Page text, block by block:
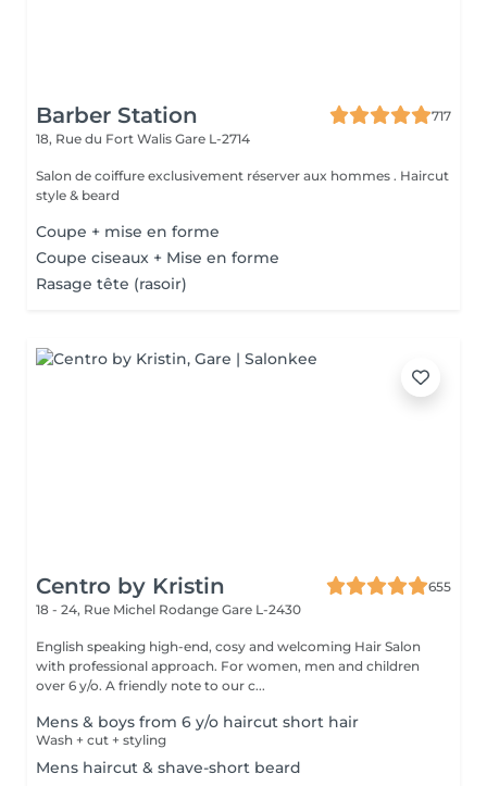
Barber Station
717
18, Rue du Fort Walis Gare L-2714
Salon de coiffure exclusivement réserver aux hommes . Haircut
style & beard
Coupe + mise en forme
Coupe ciseaux + Mise en forme
Rasage tête (rasoir)
Centro by Kristin
655
18 - 24, Rue Michel Rodange Gare L-2430
English speaking high-end, cosy and welcoming Hair Salon
with professional approach. For women, men and children
over 6 y/o. A friendly note to our c...
Mens & boys from 6 y/o haircut short hair
Wash + cut + styling
Mens haircut & shave-short beard